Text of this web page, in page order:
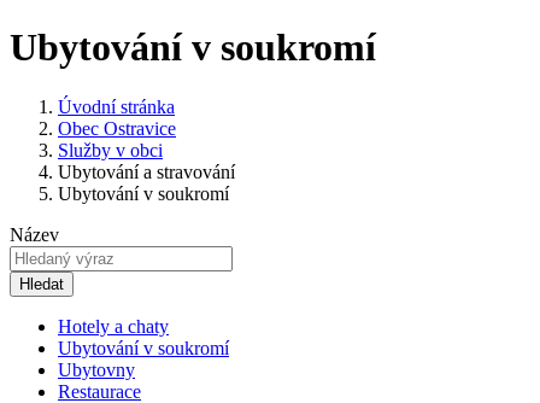
Ubytování v soukromí
Úvodní stránka
Obec Ostravice
Služby v obci
Ubytování a stravování
Ubytování v soukromí
Název
Hledat
Hotely a chaty
Ubytování v soukromí
Ubytovny
Restaurace